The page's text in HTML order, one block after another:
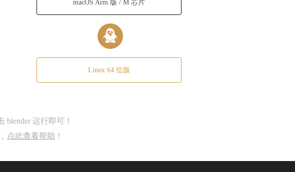
macOS Arm 版 / M 芯片
Linux 64 位版
blender 运行即可！
点此查看帮助 ！